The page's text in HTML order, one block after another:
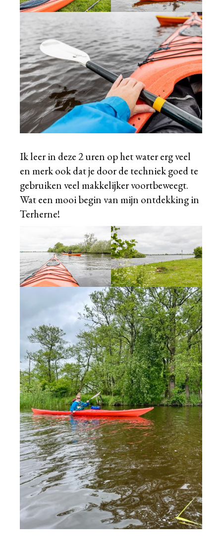
Ik leer in deze 2 uren op het water erg veel
en merk ook dat je door de techniek goed te
gebruiken veel makkelijker voortbeweegt.
Wat een mooi begin van mijn ontdekking in
Terherne!